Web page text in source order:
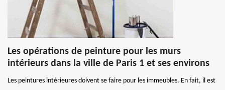
Les opérations de peinture pour les murs
intérieurs dans la ville de Paris 1 et ses environs
Les peintures intérieures doivent se faire pour les immeubles. En fait, il est